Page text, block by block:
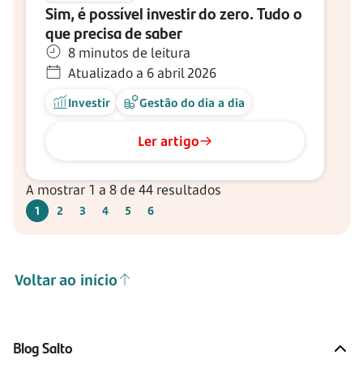
Sim, é possível investir do zero. Tudo o
que precisa de saber
8 minutos de leitura
Atualizado a 6 abril 2026
Investir Gestão do dia a dia
Ler artigo
A mostrar 1 a 8 de 44 resultados
1 2 3 4 5 6
Voltar ao início
Blog Salto